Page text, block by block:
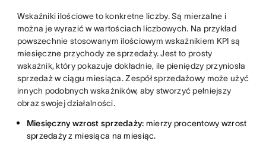
Wskaźniki ilościowe to konkretne liczby. Są mierzalne i
można je wyrazić w wartościach liczbowych. Na przykład
powszechnie stosowanym ilościowym wskaźnikiem KPI są
miesięczne przychody ze sprzedaży. Jest to prosty
wskaźnik, który pokazuje dokładnie, ile pieniędzy przyniosła
sprzedaż w ciągu miesiąca. Zespół sprzedażowy może użyć
innych podobnych wskaźników, aby stworzyć pełniejszy
obraz swojej działalności.
Miesięczny wzrost sprzedaży: mierzy procentowy wzrost
sprzedaży z miesiąca na miesiąc.